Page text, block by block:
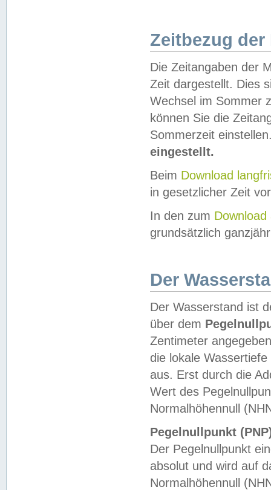
Zeitbezug der
Die Zeitangaben der
Zeit dargestellt. Dies
Wechsel im Sommer
können Sie die
Sommerzeit
eingestellt.
Beim Download
in gesetzlicher Zeit
In den zum Download
grundsätzlich
Der
Der Wasserstand ist
über dem
Zentimeter
die lokale
aus. Erst durch die
Wert des
Normalhöhennull
Pegelnullpunkt
Der Pegelnullpunkt
absolut und wird auf
Normalhöhennull